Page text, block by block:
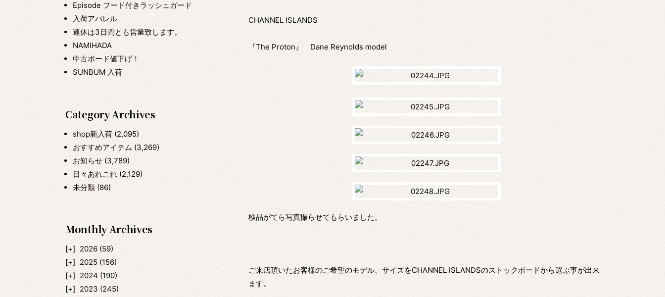
Episode フード付きラッシュガード
入荷アパレル
連休は3日間とも営業致します。
NAMIHADA
中古ボード値下げ！
SUNBUM 入荷
Category Archives
shop新入荷 (2,095)
おすすめアイテム (3,269)
お知らせ (3,789)
日々あれこれ (2,129)
未分類 (86)
Monthly Archives
2026 (59)
2025 (156)
2024 (190)
2023 (245)
CHANNEL ISLANDS
『The Proton』 Dane Reynolds model
検品がてら写真撮らせてもらいました。
ご来店頂いたお客様のご希望のモデル、サイズをCHANNEL ISLANDSのストックボードから選ぶ事が出来
ます。